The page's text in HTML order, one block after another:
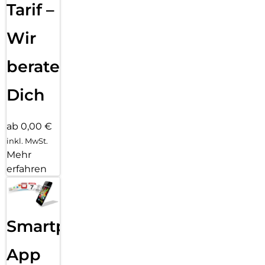
ausgewählter Produkte aus dem PanzerGlass Kernsortiment.
Tarif –
Wir
beraten
Dich
ab 0,00 €
inkl. MwSt.
Mehr
erfahren
Smartphone
App